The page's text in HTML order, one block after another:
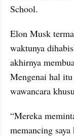
School.
Elon Musk
waktunya
akhirnya
Mengenai hal itu
wawancara
“Mereka
memancing